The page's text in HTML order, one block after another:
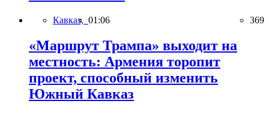
Кавказ, 01:06 369
«Маршрут Трампа» выходит на
местность: Армения торопит
проект, способный изменить
Южный Кавказ